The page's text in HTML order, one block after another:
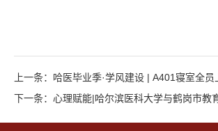
上一条：哈医毕业季·学风建设 | A401寝室全员
下一条：心理赋能|哈尔滨医科大学与鹤岗市教